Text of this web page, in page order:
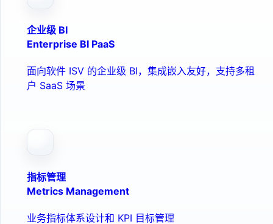
企业级 BI
Enterprise BI PaaS
面向软件 ISV 的企业级 BI，集成嵌入友好，支持多租
户 SaaS 场景
指标管理
Metrics Management
业务指标体系设计和 KPI 目标管理